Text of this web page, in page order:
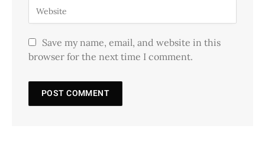
Save my name, email, and website in this
browser for the next time I comment.